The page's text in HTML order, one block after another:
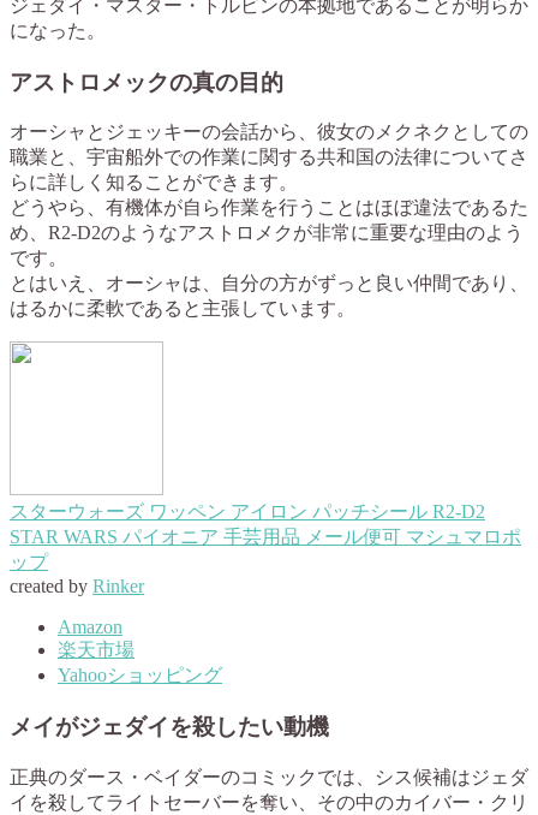
ジェダイ・マスター・トルビンの本拠地であることが明らか
になった。
アストロメックの真の目的
オーシャとジェッキーの会話から、彼女のメクネクとしての
職業と、宇宙船外での作業に関する共和国の法律についてさ
らに詳しく知ることができます。
どうやら、有機体が自ら作業を行うことはほぼ違法であるた
め、R2-D2のようなアストロメクが非常に重要な理由のよう
です。
とはいえ、オーシャは、自分の方がずっと良い仲間であり、
はるかに柔軟であると主張しています。
スターウォーズ ワッペン アイロン パッチシール R2-D2
STAR WARS パイオニア 手芸用品 メール便可 マシュマロポ
ップ
created by Rinker
Amazon
楽天市場
Yahooショッピング
メイがジェダイを殺したい動機
正典のダース・ベイダーのコミックでは、シス候補はジェダ
イを殺してライトセーバーを奪い、その中のカイバー・クリ